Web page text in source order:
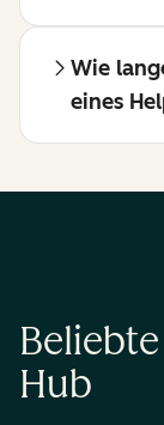
Wie
eines
Hub